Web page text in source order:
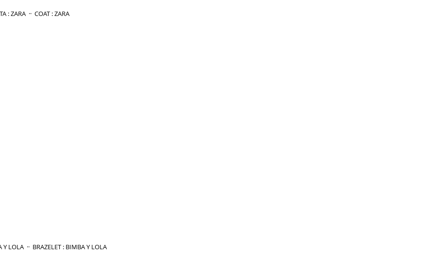
LEVITA : ZARA  ··  COAT : ZARA
PULSERA : BIMBA Y LOLA  ··  BRAZELET : BIMBA Y LOLA